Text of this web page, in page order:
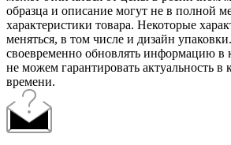
образца и описание могут не в полной
характеристики товара. Некоторые
меняться, в том числе и дизайн
своевременно обновлять информацию в
не можем гарантировать актуальность
времени.